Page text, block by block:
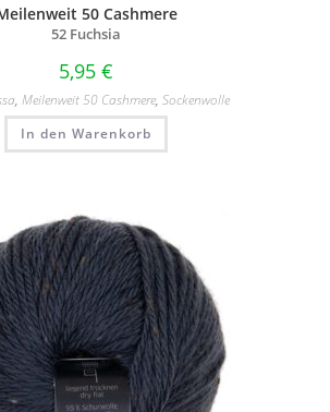
50 Cashmere
52 Fuchsia
5,95 €
, Meilenweit 50 Cashmere, Sockenwolle
In den Warenkorb